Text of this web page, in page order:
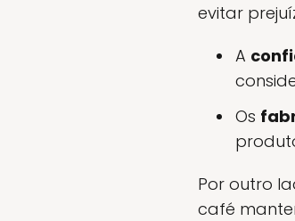
evitar
A
Os
Por outro
café